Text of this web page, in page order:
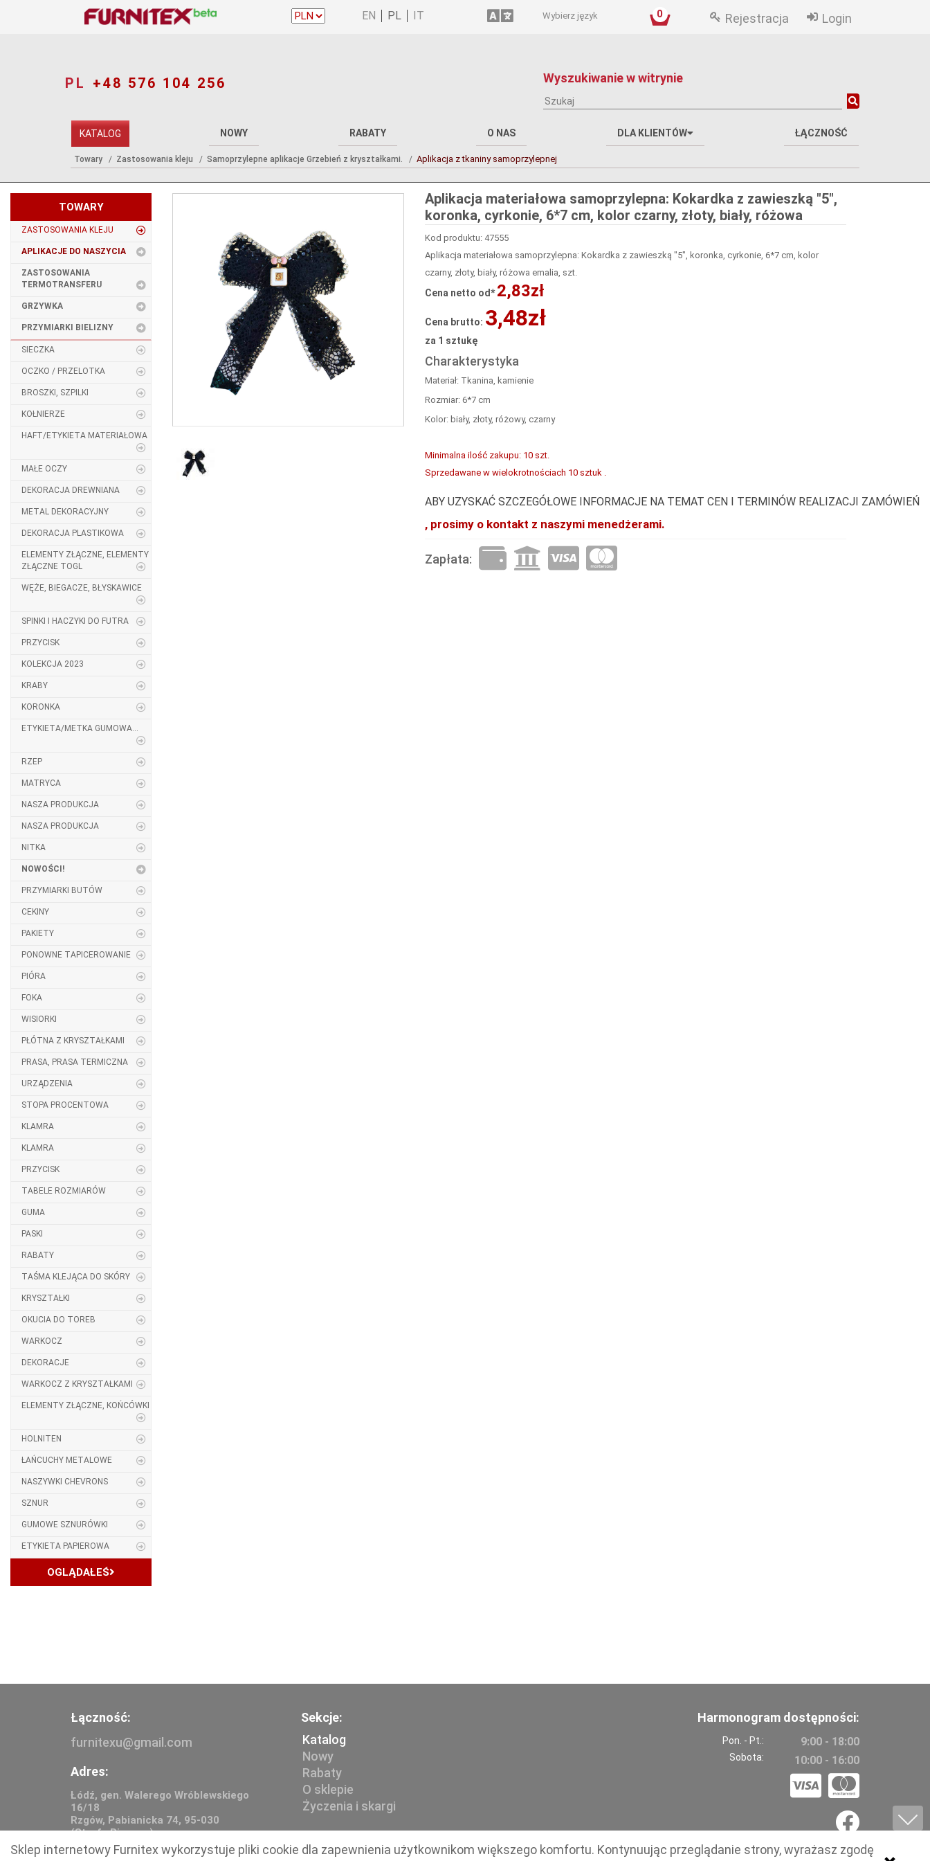
Rejestracja Login
0
Wybierz język
PL +48 576 104 256 Wyszukiwanie w witrynie
KATALOG NOWY RABATY O NAS DLA KLIENTÓW ŁĄCZNOŚĆ
Towary Zastosowania kleju Samoprzylepne aplikacje Grzebień z kryształkami. Aplikacja z tkaniny samoprzylepnej
TOWARY
ZASTOSOWANIA KLEJU
APLIKACJE DO NASZYCIA
ZASTOSOWANIA
TERMOTRANSFERU
GRZYWKA
PRZYMIARKI BIELIZNY
SIECZKA
OCZKO / PRZELOTKA
BROSZKI, SZPILKI
KOŁNIERZE
HAFT/ETYKIETA MATERIAŁOWA
MAŁE OCZY
DEKORACJA DREWNIANA
METAL DEKORACYJNY
DEKORACJA PLASTIKOWA
ELEMENTY ZŁĄCZNE, ELEMENTY
ZŁĄCZNE TOGL
WĘŻE, BIEGACZE, BŁYSKAWICE
SPINKI I HACZYKI DO FUTRA
PRZYCISK
KOLEKCJA 2023
KRABY
KORONKA
ETYKIETA/METKA GUMOWA...
RZEP
MATRYCA
NASZA PRODUKCJA
NASZA PRODUKCJA
NITKA
NOWOŚCI!
PRZYMIARKI BUTÓW
CEKINY
PAKIETY
PONOWNE TAPICEROWANIE
PIÓRA
FOKA
WISIORKI
PŁÓTNA Z KRYSZTAŁKAMI
PRASA, PRASA TERMICZNA
URZĄDZENIA
STOPA PROCENTOWA
KLAMRA
KLAMRA
PRZYCISK
TABELE ROZMIARÓW
GUMA
PASKI
RABATY
TAŚMA KLEJĄCA DO SKÓRY
KRYSZTAŁKI
OKUCIA DO TOREB
WARKOCZ
DEKORACJE
WARKOCZ Z KRYSZTAŁKAMI
ELEMENTY ZŁĄCZNE, KOŃCÓWKI
HOLNITEN
ŁAŃCUCHY METALOWE
NASZYWKI CHEVRONS
SZNUR
GUMOWE SZNURÓWKI
ETYKIETA PAPIEROWA
OGLĄDAŁEŚ
Aplikacja materiałowa samoprzylepna: Kokardka z zawieszką "5",
koronka, cyrkonie, 6*7 cm, kolor czarny, złoty, biały, różowa
emalia, szt.
Kod produktu: 47555
Aplikacja materiałowa samoprzylepna: Kokardka z zawieszką "5", koronka, cyrkonie, 6*7 cm, kolor
czarny, złoty, biały, różowa emalia, szt.
Cena netto od*2,83zł
Cena brutto: 3,48zł
za 1 sztukę
Charakterystyka
Materiał: Tkanina, kamienie
Rozmiar: 6*7 cm
Kolor: biały, złoty, różowy, czarny
Minimalna ilość zakupu: 10 szt.
Sprzedawane w wielokrotnościach 10 sztuk .
ABY UZYSKAĆ SZCZEGÓŁOWE INFORMACJE NA TEMAT CEN I TERMINÓW REALIZACJI ZAMÓWIEŃ
, prosimy o kontakt z naszymi menedżerami.
Zapłata:
Łączność:
furnitexu@gmail.com
Adres:
Łódź, gen. Walerego Wróblewskiego
16/18
Rzgów, Pabianicka 74, 95-030
(Strefa Biznesu)
Sekcje:
Katalog
Nowy
Rabaty
O sklepie
Życzenia i skargi
Harmonogram dostępności:
Pon. - Pt.:
Sobota:
9:00 - 18:00
10:00 - 16:00
Sklep internetowy Furnitex wykorzystuje pliki cookie dla zapewnienia użytkownikom większego komfortu. Kontynuując przeglądanie strony, wyrażasz zgodę